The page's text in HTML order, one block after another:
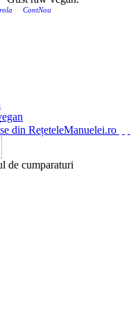
ContNou
de cumparaturi